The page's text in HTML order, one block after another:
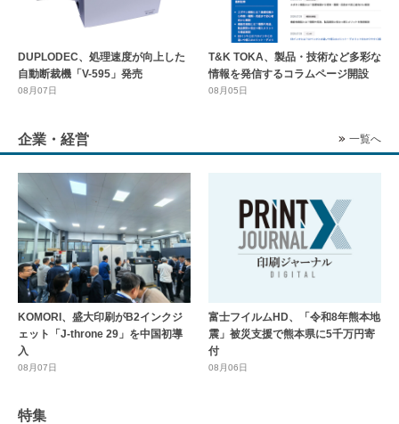
DUPLODEC、処理速度が向上した
自動断裁機「V-595」発売
08月07日
T&K TOKA、製品・技術など多彩な
情報を発信するコラムページ開設
08月05日
企業・経営 一覧へ
KOMORI、盛大印刷がB2インクジ
ェット「J-throne 29」を中国初導
入
08月07日
富士フイルムHD、「令和8年熊本地
震」被災支援で熊本県に5千万円寄
付
08月06日
特集